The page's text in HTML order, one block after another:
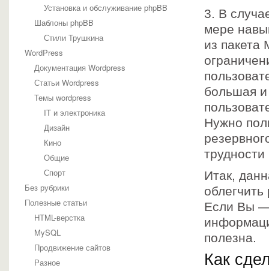
Установка и обслуживание phpBB
Шаблоны phpBB
Стили Трушкина
WordPress
Документация Wordpress
Статьи Wordpress
Темы wordpress
IT и электроника
Дизайн
Кино
Общие
Спорт
Без рубрики
Полезные статьи
HTML-верстка
MySQL
Продвижение сайтов
Разное
3. В
мере
из пакета
большая
Нужно
трудности
Итак,
Если Вы —
полезна.
Как